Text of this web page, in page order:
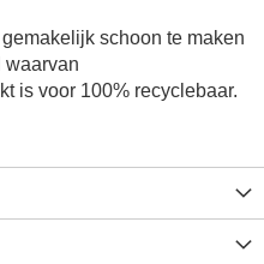
schoon te maken
waarvan
is voor 100% recyclebaar.